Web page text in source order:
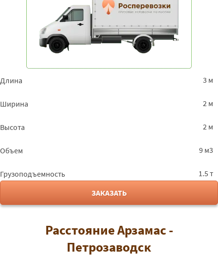
Длина 3 м
Ширина 2 м
Высота 2 м
Объем 9 м3
Грузоподъемность
1.5 т
ЗАКАЗАТЬ
Расстояние Арзамас -
Петрозаводск